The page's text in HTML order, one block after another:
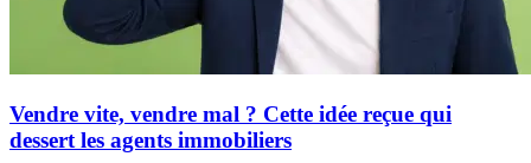
Vendre vite, vendre mal ? Cette idée reçue qui
dessert les agents immobiliers